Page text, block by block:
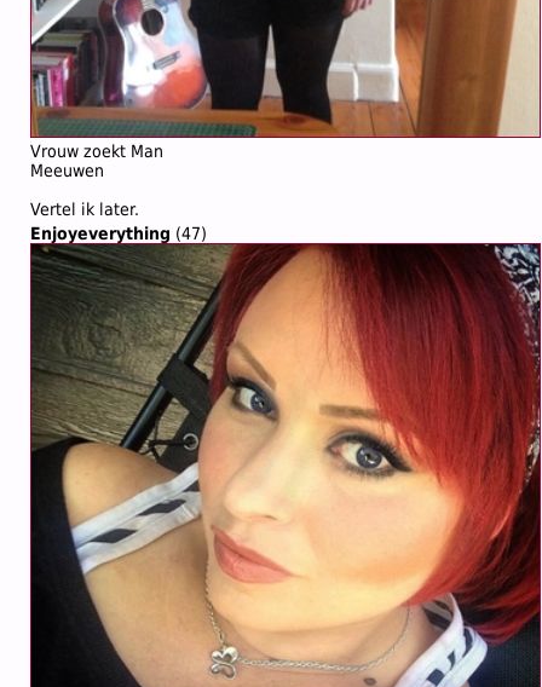
Vrouw zoekt Man
Meeuwen
Vertel ik later.
Enjoyeverything (47)